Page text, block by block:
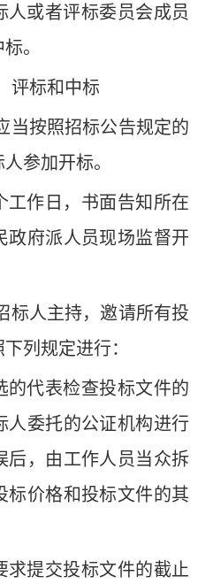
人或者评标委员会成员
。
评标和中标
当按照招标公告规定的
参加开标。
工作日，书面告知所在
政府派人员现场监督开
标人主持，邀请所有投
列规定进行：
的代表检查投标文件的
人委托的公证机构进行
后，由工作人员当众拆
标价格和投标文件的其
求提交投标文件的截止